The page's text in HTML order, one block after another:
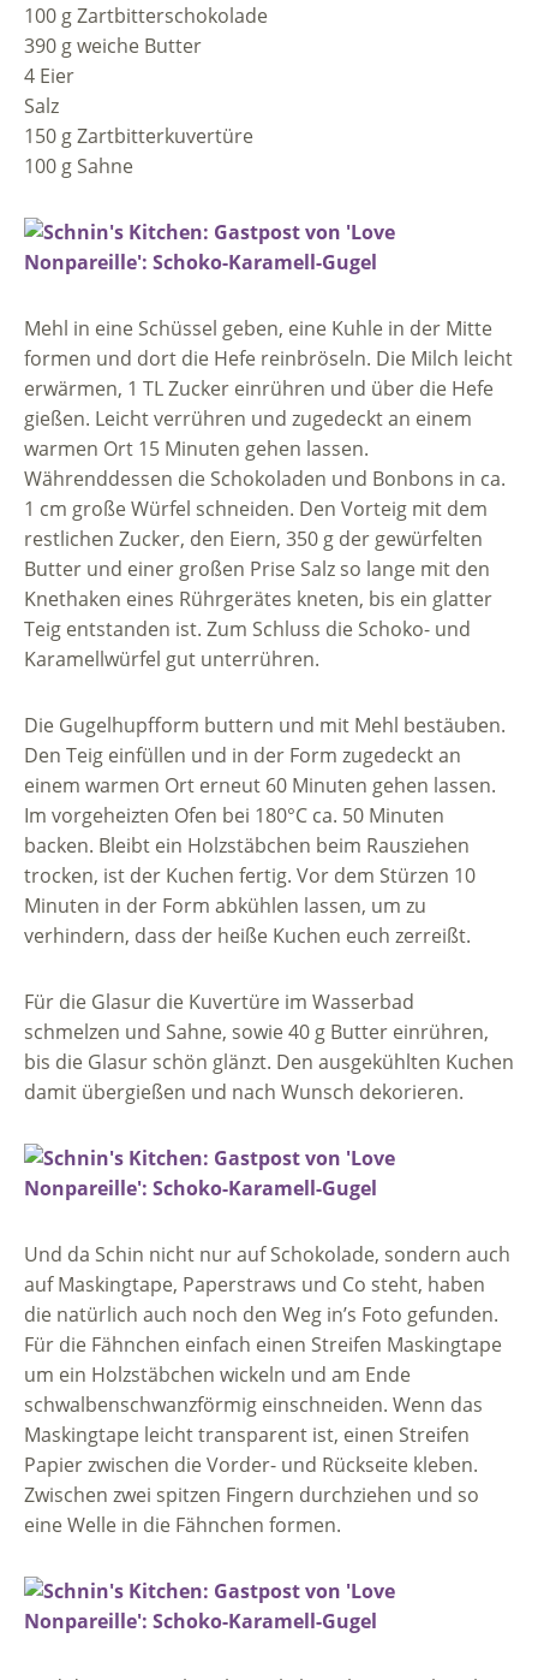
100 g Zartbitterschokolade
390 g weiche Butter
4 Eier
Salz
150 g Zartbitterkuvertüre
100 g Sahne
Mehl in eine Schüssel geben, eine Kuhle in der Mitte
formen und dort die Hefe reinbröseln. Die Milch leicht
erwärmen, 1 TL Zucker einrühren und über die Hefe
gießen. Leicht verrühren und zugedeckt an einem
warmen Ort 15 Minuten gehen lassen.
Währenddessen die Schokoladen und Bonbons in ca.
1 cm große Würfel schneiden. Den Vorteig mit dem
restlichen Zucker, den Eiern, 350 g der gewürfelten
Butter und einer großen Prise Salz so lange mit den
Knethaken eines Rührgerätes kneten, bis ein glatter
Teig entstanden ist. Zum Schluss die Schoko- und
Karamellwürfel gut unterrühren.
Die Gugelhupfform buttern und mit Mehl bestäuben.
Den Teig einfüllen und in der Form zugedeckt an
einem warmen Ort erneut 60 Minuten gehen lassen.
Im vorgeheizten Ofen bei 180°C ca. 50 Minuten
backen. Bleibt ein Holzstäbchen beim Rausziehen
trocken, ist der Kuchen fertig. Vor dem Stürzen 10
Minuten in der Form abkühlen lassen, um zu
verhindern, dass der heiße Kuchen euch zerreißt.
Für die Glasur die Kuvertüre im Wasserbad
schmelzen und Sahne, sowie 40 g Butter einrühren,
bis die Glasur schön glänzt. Den ausgekühlten Kuchen
damit übergießen und nach Wunsch dekorieren.
Und da Schin nicht nur auf Schokolade, sondern auch
auf Maskingtape, Paperstraws und Co steht, haben
die natürlich auch noch den Weg in’s Foto gefunden.
Für die Fähnchen einfach einen Streifen Maskingtape
um ein Holzstäbchen wickeln und am Ende
schwalbenschwanzförmig einschneiden. Wenn das
Maskingtape leicht transparent ist, einen Streifen
Papier zwischen die Vorder- und Rückseite kleben.
Zwischen zwei spitzen Fingern durchziehen und so
eine Welle in die Fähnchen formen.